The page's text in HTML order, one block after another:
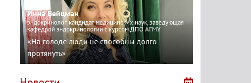
Инна Вейцман
эндокринолог, кандидат медицинских наук, заведующая
кафедрой эндокринологии с курсом ДПО АГМУ
«На голоде люди не способны долго
протянуть»